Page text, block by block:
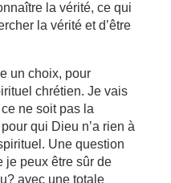
la vérité, ce qui
la vérité et d’être
un choix, pour
chrétien. Je vais
ne soit pas la
qui Dieu n’a rien à
Une question
je peux être sûr de
avec une totale